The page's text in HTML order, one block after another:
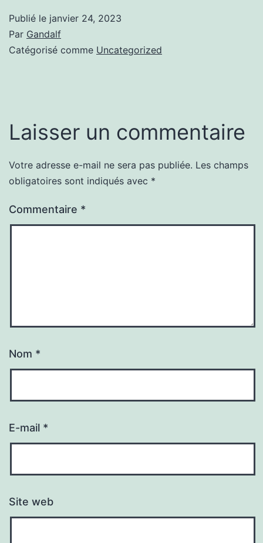
Publié le janvier 24, 2023
Par Gandalf
Catégorisé comme Uncategorized
Laisser un commentaire
Votre adresse e-mail ne sera pas publiée. Les champs
obligatoires sont indiqués avec *
Commentaire *
Nom *
E-mail *
Site web